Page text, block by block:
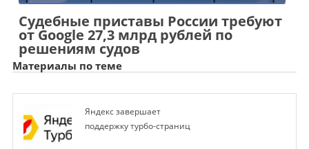
Судебные приставы России требуют
от Google 27,3 млрд рублей по
решениям судов
Материалы по теме
Яндекс завершает
поддержку турбо-страниц